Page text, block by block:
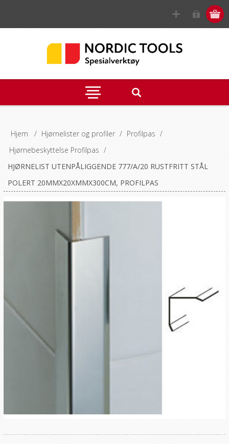
Hjem / Hjørnelister og profiler / Profilpas /
Hjørnebeskyttelse Profilpas /
HJØRNELIST UTENPÅLIGGENDE 777/A/20 RUSTFRITT STÅL
POLERT 20MMX20XMMX300CM, PROFILPAS